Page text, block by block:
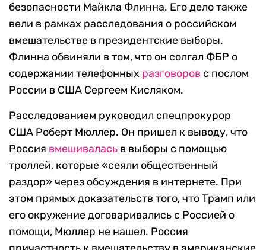
безопасности Майкла Флинна. Его дело также
вели в рамках расследования о российском
вмешательстве в президентские выборы.
Флинна обвиняли в том, что он солгал ФБР о
содержании телефонных разговоров с послом
России в США Сергеем Кисляком.
Расследованием руководил спецпрокурор
США Роберт Мюллер. Он пришел к выводу, что
Россия вмешивалась в выборы с помощью
троллей, которые «сеяли общественный
раздор» через обсуждения в интернете. При
этом прямых доказательств того, что Трамп или
его окружение договаривались с Россией о
помощи, Мюллер не нашел. Россия